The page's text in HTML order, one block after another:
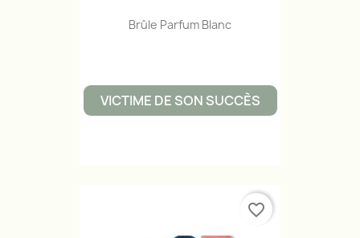
Brûle Parfum Blanc
VICTIME DE SON SUCCÈS
favorite_border